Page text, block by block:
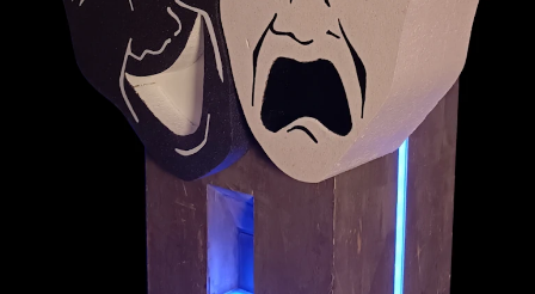
PREMIERE 07.12.2024 – Verkauf startet am 28.10.2024
Das perfekte